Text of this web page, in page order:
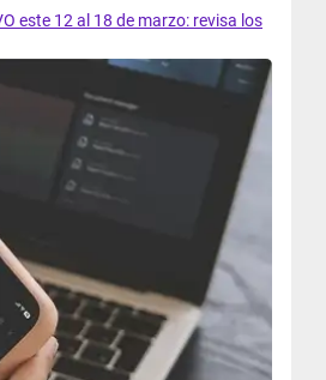
este 12 al 18 de marzo: revisa los